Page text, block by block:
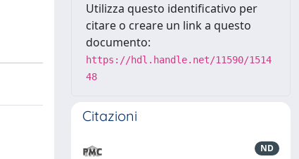
Utilizza questo identificativo per
citare o creare un link a questo
documento:
https://hdl.handle.net/11590/1514
48
Citazioni
ND